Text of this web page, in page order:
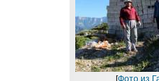
[Фото из